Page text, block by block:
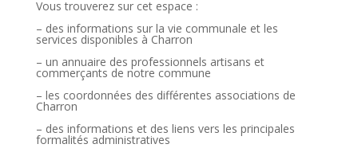
Vous trouverez sur cet espace :
– des informations sur la vie communale et les
services disponibles à Charron
– un annuaire des professionnels artisans et
commerçants de notre commune
– les coordonnées des différentes associations de
Charron
– des informations et des liens vers les principales
formalités administratives